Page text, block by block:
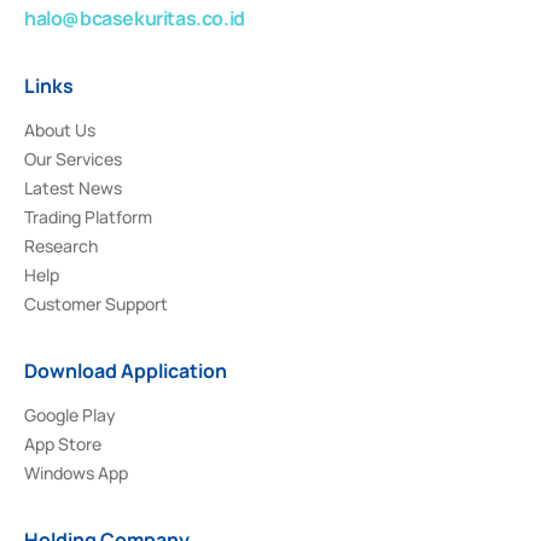
halo@bcasekuritas.co.id
Links
About Us
Our Services
Latest News
Trading Platform
Research
Help
Customer Support
Download Application
Google Play
App Store
Windows App